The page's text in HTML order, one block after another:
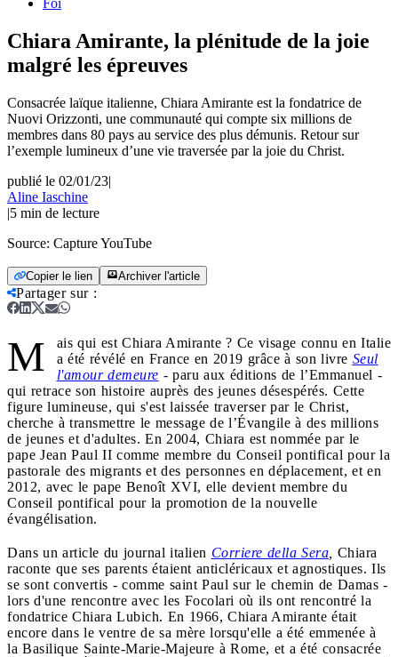
Foi
Chiara Amirante, la plénitude de la joie
malgré les épreuves
Consacrée laïque italienne, Chiara Amirante est la fondatrice de
Nuovi Orizzonti, une communauté qui compte six millions de
membres dans 80 pays au service des plus démunis. Retour sur
l’exemple lumineux d’une vie traversée par la joie du Christ.
publié le 02/01/23|
Aline Iaschine
|5 min de lecture
Source: Capture YouTube
Copier le lien Archiver l'article
Partager sur:
M
ais qui est Chiara Amirante ? Ce visage connu en Italie
a été révélé en France en 2019 grâce à son livre Seul
l'amour demeure - paru aux éditions de l’Emmanuel -
qui retrace son histoire auprès des jeunes désespérés. Cette
figure lumineuse, qui s'est laissée traverser par le Christ,
cherche à transmettre le message de l’Évangile à des millions
de jeunes et d'adultes. En 2004, Chiara est nommée par le
pape Jean Paul II comme membre du Conseil pontifical pour la
pastorale des migrants et des personnes en déplacement, et en
2012, avec le pape Benoît XVI, elle devient membre du
Conseil pontifical pour la promotion de la nouvelle
évangélisation.
Dans un article du journal italien Corriere della Sera Chiara
raconte que ses parents étaient anticléricaux et agnostiques. Ils
se sont convertis - comme saint Paul sur le chemin de Damas -
lors d'une rencontre avec les Focolari où ils ont rencontré la
fondatrice Chiara Lubich. En 1966, Chiara Amirante était
encore dans le ventre de sa mère lorsqu'elle a été emmenée à
la Basilique Sainte-Marie-Majeure à Rome, et a été consacrée